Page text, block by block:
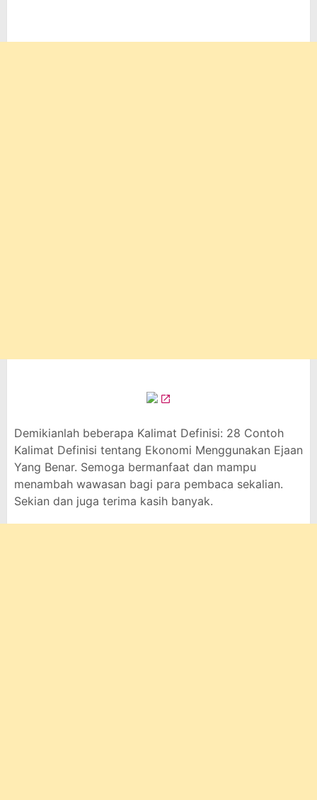
Demikianlah beberapa Kalimat Definisi: 28 Contoh
Kalimat Definisi tentang Ekonomi Menggunakan Ejaan
Yang Benar. Semoga bermanfaat dan mampu
menambah wawasan bagi para pembaca sekalian.
Sekian dan juga terima kasih banyak.